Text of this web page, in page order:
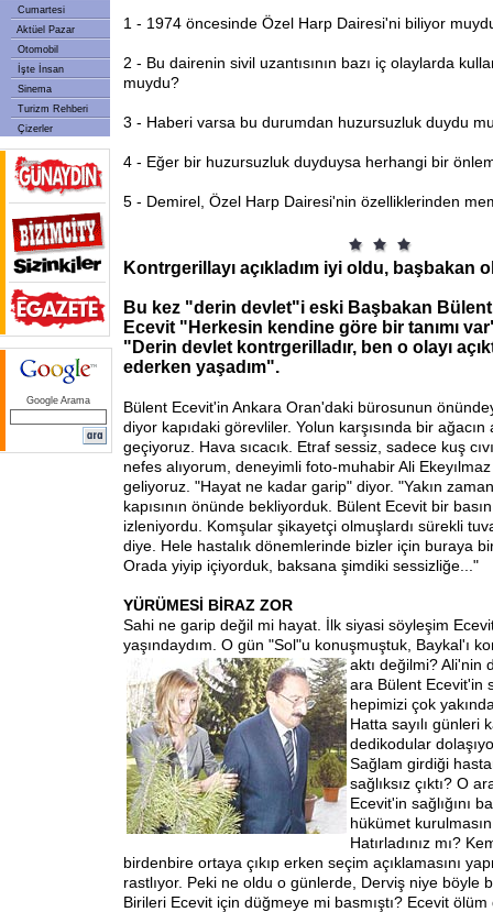
Cumartesi
Aktüel Pazar
Otomobil
İşte İnsan
Sinema
Turizm Rehberi
Çizerler
Google Arama
1 - 1974 öncesinde Özel Harp Dairesi'ni biliyor
2 - Bu dairenin sivil uzantısının bazı iç olaylarda
muydu?
3 - Haberi varsa bu durumdan huzursuzluk duydu
4 - Eğer bir huzursuzluk duyduysa herhangi bir
5 - Demirel, Özel Harp Dairesi'nin özelliklerinden
Kontrgerillayı açıkladım iyi oldu, başbakan
Bu kez "derin devlet"i eski Başbakan Bülent
Ecevit "Herkesin kendine göre bir tanımı
"Derin devlet kontrgerilladır, ben o olayı
ederken yaşadım".
Bülent Ecevit'in Ankara Oran'daki bürosunun
diyor kapıdaki görevliler. Yolun karşısında bir ağacın
geçiyoruz. Hava sıcacık. Etraf sessiz, sadece kuş
nefes alıyorum, deneyimli foto-muhabir Ali
geliyoruz. "Hayat ne kadar garip" diyor. "Yakın
kapısının önünde bekliyorduk. Bülent Ecevit bir
izleniyordu. Komşular şikayetçi olmuşlardı sürekli
diye. Hele hastalık dönemlerinde bizler için buraya
Orada yiyip içiyorduk, baksana şimdiki sessizliğe..."
YÜRÜMESİ BİRAZ ZOR
Sahi ne garip değil mi hayat. İlk siyasi söyleşim
yaşındaydım. O gün "Sol"u konuşmuştuk, Baykal'ı
aktı değilmi? Ali'nin
ara Bülent Ecevit'in
hepimizi çok
Hatta sayılı günleri
dedikodular
Sağlam girdiği
sağlıksız çıktı? O
Ecevit'in sağlığını
hükümet
Hatırladınız mı?
birdenbire ortaya çıkıp erken seçim açıklamasını
rastlıyor. Peki ne oldu o günlerde, Derviş niye böyle
Birileri Ecevit için düğmeye mi basmıştı? Ecevit